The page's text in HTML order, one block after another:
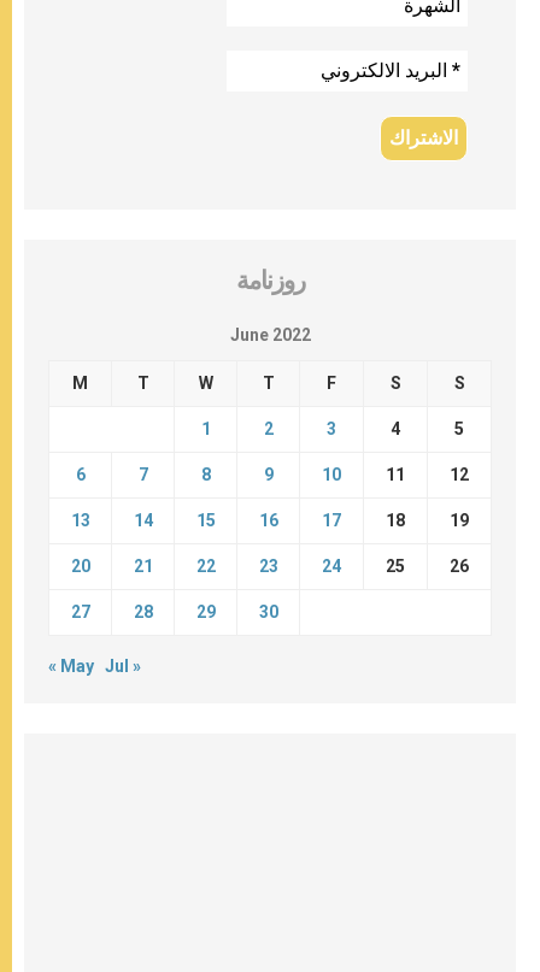
روزنامة
June 2022
M T W T F S S
1 2 3 4 5
6 7 8 9 10 11 12
13 14 15 16 17 18 19
20 21 22 23 24 25 26
27 28 29 30
« May Jul »